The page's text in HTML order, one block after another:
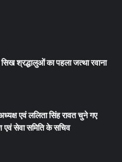
श्रद्धालुओं का पहला जत्था रवाना
एवं ललिता सिंह रावत चुने गए
एवं सेवा समिति के सचिव